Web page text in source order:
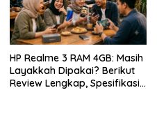
HP Realme 3 RAM 4GB: Masih
Layakkah Dipakai? Berikut
Review Lengkap, Spesifikasi,